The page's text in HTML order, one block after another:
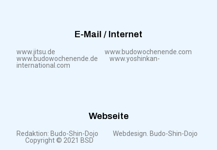
E-Mail / Internet
www.jitsu.de www.budowochenende.com
www.budowochenende.de www.yoshinkan-
international.com
Webseite
Redaktion: Budo-Shin-Dojo Webdesign. Budo-Shin-Dojo
Copyright © 2021 BSD